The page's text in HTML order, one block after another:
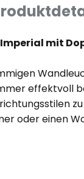
mit
effektvoll
oder einen
als auch
Schirmen